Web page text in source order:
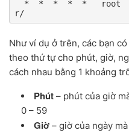
r/
Như ví dụ ở trên, các bạn
theo thứ tự cho phút, giờ,
cách nhau bằng 1 khoảng
Phút – phút của giờ
0 – 59
Giờ – giờ của ngày